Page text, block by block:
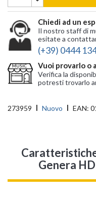
Chiedi ad un
Il nostro staff di
esitate a
(+39) 0444
Vuoi provarlo o
Verifica la
potresti trovarlo
273959 Nuovo EAN:
Genera